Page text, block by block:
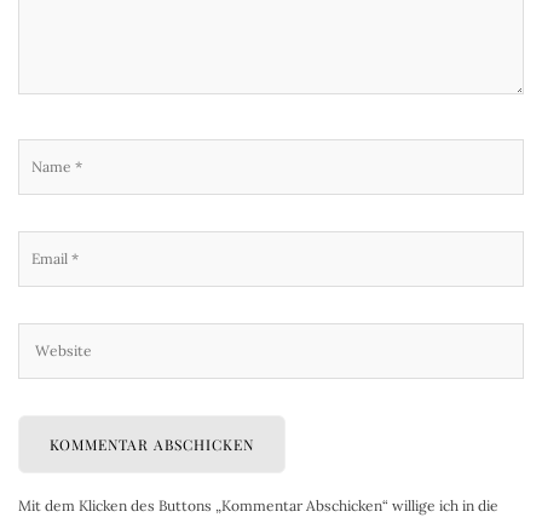
Mit dem Klicken des Buttons „Kommentar Abschicken“ willige ich in die